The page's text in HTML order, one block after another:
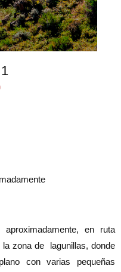
en ruta
zona de lagunillas, donde
con varias pequeñas